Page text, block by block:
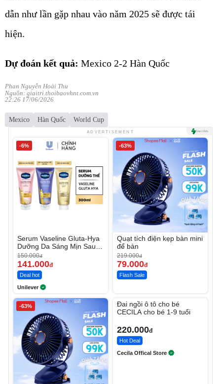
dẫn như lần gặp nhau vào năm 2025 sẽ được tái
hiện.
Dự đoán kết quả: Mexico 2-2 Hàn Quốc
Phan Nguyễn Hoài Thu
Nguồn: giaitri.thoibaovhnt.com.vn
22:26 17/06/2026
Mexico Hàn Quốc World Cup
ADVERTISEMENT
-6%
Serum Vaseline Gluta-Hya
Dưỡng Da Sáng Mịn Sau 7
Ngày
150.000đ
141.000đ
Deal hot
Unilever
-63%
Quạt tích điện kẹp bàn mini
để bàn
219.000đ
79.000đ
Flash Sale
-63%
Đai ngồi ô tô cho bé
CECILA cho bé 1-9 tuổi
220.000đ
Hot Deal
Cecila Offical Store